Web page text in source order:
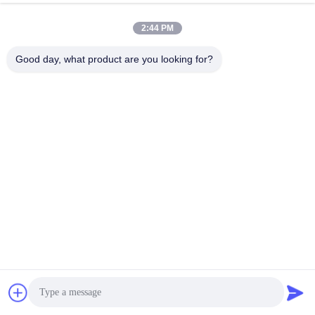
কমিউনিটি, গংমিং স্ট্রিট, গুয়াংমিং জেলা, শেঞ্জেন, চীন, 518106
2:44 PM
Good day, what product are you looking for?